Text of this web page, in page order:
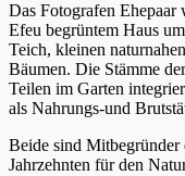
Das Fotografen
Efeu begrüntem Haus
Teich, kleinen
Bäumen. Die Stämme
Teilen im Garten
als Nahrungs-und
Beide sind
Jahrzehnten für den